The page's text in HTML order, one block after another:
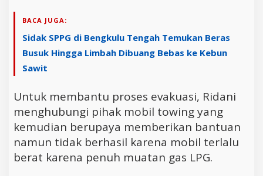
BACA JUGA:
Sidak SPPG di Bengkulu Tengah Temukan Beras
Busuk Hingga Limbah Dibuang Bebas ke Kebun
Sawit
Untuk membantu proses evakuasi, Ridani
menghubungi pihak mobil towing yang
kemudian berupaya memberikan bantuan
namun tidak berhasil karena mobil terlalu
berat karena penuh muatan gas LPG.